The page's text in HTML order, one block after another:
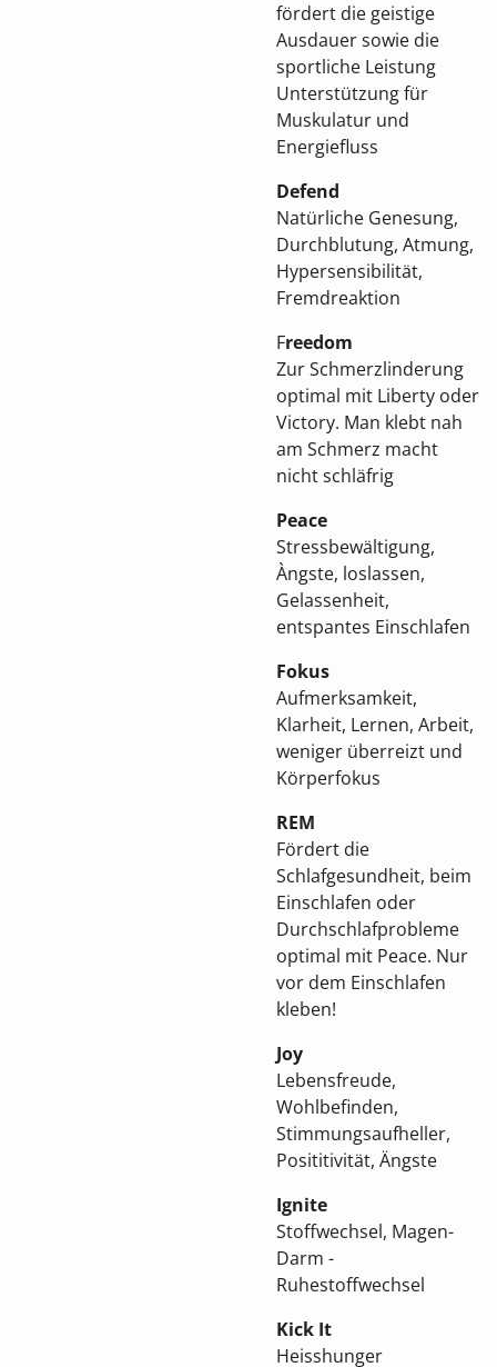
fördert die geistige
Ausdauer sowie die
sportliche Leistung
Unterstützung für
Muskulatur und
Energiefluss
Defend
Natürliche Genesung,
Durchblutung, Atmung,
Hypersensibilität,
Fremdreaktion
Freedom
ZurSchmerzlinderung
optimal mit Liberty oder
Victory. Man klebt nah
am Schmerz macht
nicht schläfrig
Peace
Stressbewältigung,
Àngste, loslassen,
Gelassenheit,
entspantes Einschlafen
Fokus
Aufmerksamkeit,
Klarheit, Lernen, Arbeit,
weniger überreizt und
Körperfokus
REM
Fördert die
Schlafgesundheit, beim
Einschlafen oder
Durchschlafprobleme
optimal mit Peace. Nur
vor dem Einschlafen
kleben!
Joy
Lebensfreude,
Wohlbefinden,
Stimmungsaufheller,
Posititivität, Ängste
Ignite
Stoffwechsel, Magen-
Darm -
Ruhestoffwechsel
Kick It
Heisshunger